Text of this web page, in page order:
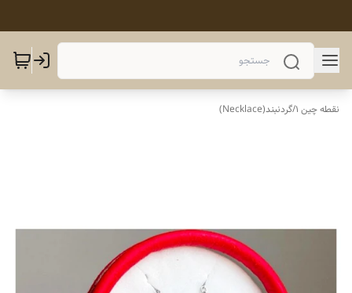
نقطه چین 1 /گردنبند(Necklace)